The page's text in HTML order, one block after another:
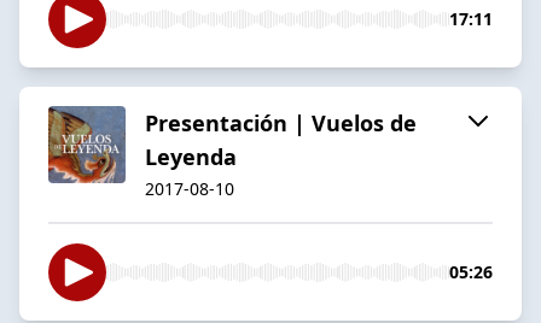
17:11
Presentación | Vuelos de
Leyenda
2017-08-10
05:26